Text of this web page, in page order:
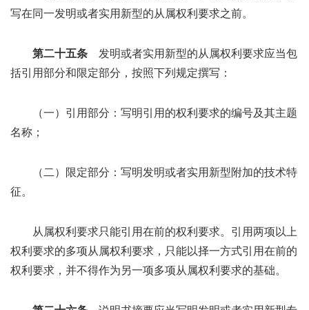
写在同一发明或者实用新型的从属权利要求之前。
第二十五条 发明或者实用新型的从属权利要求应当包
括引用部分和限定部分，按照下列规定撰写：
（一）引用部分：写明引用的权利要求的编号及其主题
名称；
（二）限定部分：写明发明或者实用新型附加的技术特
征。
从属权利要求只能引用在前的权利要求。引用两项以上
权利要求的多项从属权利要求，只能以择一方式引用在前的
权利要求，并不得作为另一项多项从属权利要求的基础。